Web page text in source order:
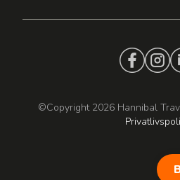
©Copyright 2026 Hannibal